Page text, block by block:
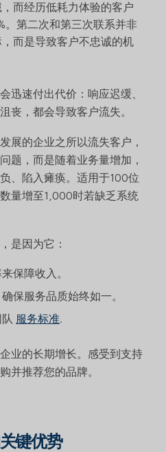
而经历低耗力体验的客户
。第二次和第三次联系并非
而是导致客户不忠诚的机
迅速付出代价：响应迟缓、
丧，都会导致客户流失。
展的企业之所以流失客户，
题，而是随着业务量增加，
、陷入瘫痪。适用于100位
量增至1,000时若缺乏系统
是因为它：
保障收入。
保服务品质始终如一。
服务标准.
业的长期增长。感受到支持
并推荐您的品牌。
键优势